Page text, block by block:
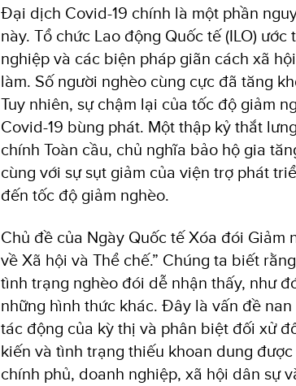
Đại dịch Covid-19 chính là một phần
này. Tổ chức Lao động Quốc tế (ILO)
nghiệp và các biện pháp giãn cách xã
làm. Số người nghèo cùng cực đã tăng
Tuy nhiên, sự chậm lại của tốc độ giảm
Covid-19 bùng phát. Một thập kỷ thắt
chính Toàn cầu, chủ nghĩa bảo hộ gia
cùng với sự sụt giảm của viện trợ phát
đến tốc độ giảm nghèo.
Chủ đề của Ngày Quốc tế Xóa đói Giảm
về Xã hội và Thể chế.” Chúng ta biết
tình trạng nghèo đói dễ nhận thấy, như
những hình thức khác. Đây là vấn đề
tác động của kỳ thị và phân biệt đối xử
kiến và tình trạng thiếu khoan dung
chính phủ, doanh nghiệp, xã hội dân sự